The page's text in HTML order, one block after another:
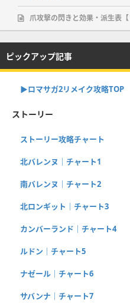
爪攻撃の閃きと効果・派生表【
ピックアップ記事
▶︎ロマサガ2リメイク攻略TOP
ストーリー
ストーリー攻略チャート
北バレンヌ｜チャート1
南バレンヌ｜チャート2
北ロンギット｜チャート3
カンバーランド｜チャート4
ルドン｜チャート5
ナゼール｜チャート6
サバンナ｜チャート7